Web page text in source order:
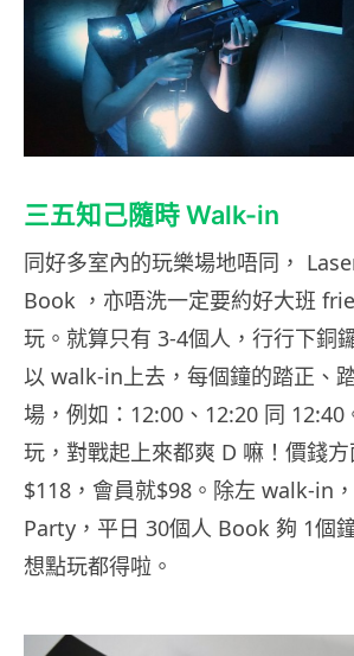
三五知己隨時 Walk-in
同好多室內的玩樂場地唔同，
Book ，亦唔洗一定要約好大班
玩。就算只有 3-4個人，行行下銅
以 walk-in上去，每個鐘的踏正、
場，例如：12:00、12:20 同 12:40
玩，對戰起上來都爽 D 嘛！價錢
$118，會員就$98。除左 walk-in
Party，平日 30個人 Book 夠 1個
想點玩都得啦。